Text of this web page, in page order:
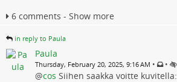
6 comments - Show more
in reply to Paula
Paula
Thursday, February 20, 2025, 9:16 AM • •
@cos Siihen saakka voitte kuvitella: